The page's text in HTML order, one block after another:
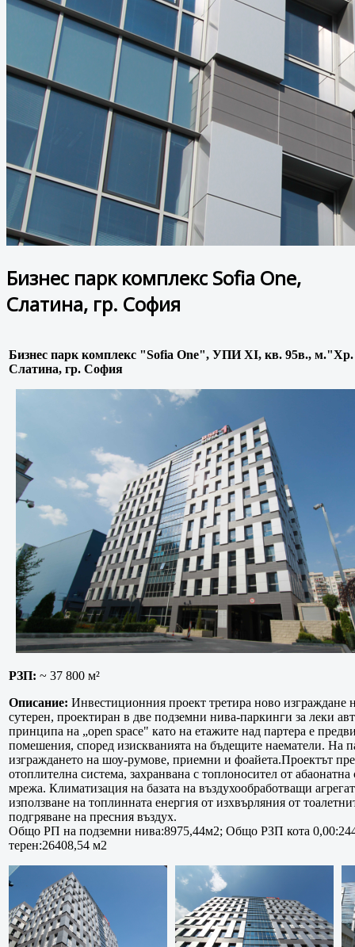
Бизнес парк комплекс Sofia One,
Слатина, гр. София
Бизнес парк комплекс "Sofia One", УПИ XI, кв. 95в.,
Слатина, гр. София
РЗП: ~ 37 800 м²
Описание: Инвестиционния проект третира ново изграждане
сутерен, проектиран в две подземни нива-паркинги за леки
принципа на „open space" като на етажите над партера е
помешения, според изискванията на бъдещите наематели. На
изграждането на шоу-румове, приемни и фоайета.Проектът
отоплителна система, захранвана с топлоносител от
мрежа. Климатизация на базата на въздухообработващи
използване на топлинната енергия от изхвърляния от
подгряване на пресния въздух.
Общо РП на подземни нива:8975,44м2; Общо РЗП кота
терен:26408,54 м2